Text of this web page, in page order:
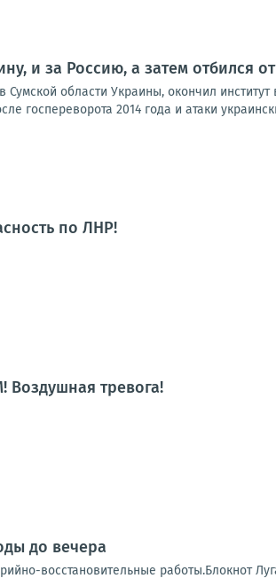
и за Россию, а затем отбился
области Украины, окончил
госпереворота 2014 года и атаки
по ЛНР!
тревога!
до вечера
восстановительные работы.Блокнот